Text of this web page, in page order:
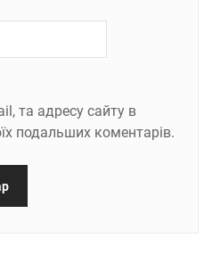
та адресу сайту в
подальших коментарів.